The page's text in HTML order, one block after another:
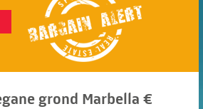
grond Marbella €